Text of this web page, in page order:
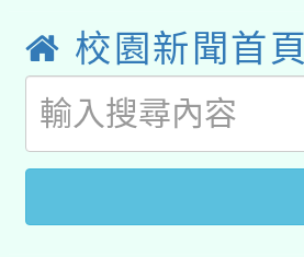
動」
開 智慧啟航
「2026桃園
關事宜
轉知教育部
國立臺灣師
年度健康促
校園新聞首